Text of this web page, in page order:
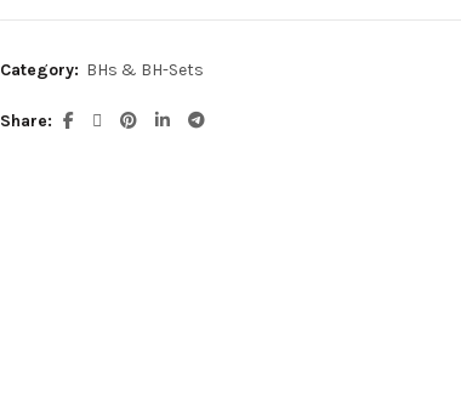
Category: BHs & BH-Sets
Share